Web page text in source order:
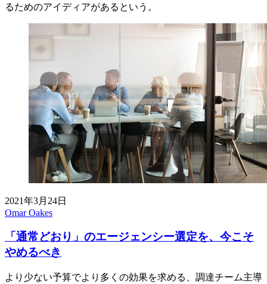
るためのアイディアがあるという。
2021年3月24日
Omar Oakes
「通常どおり」のエージェンシー選定を、今こそ
やめるべき
より少ない予算でより多くの効果を求める、調達チーム主導